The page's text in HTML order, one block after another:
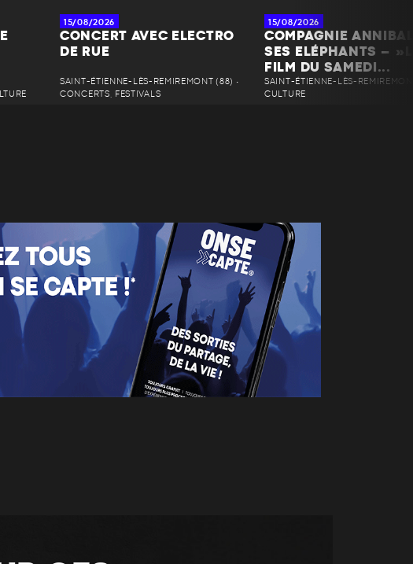
15/08/2026
CONCERT AVEC ELECTRO
DE RUE
SAINT-ÉTIENNE-LÈS-REMIREMONT (88) •
CONCERTS, FESTIVALS
15/08/2026
COMPAGNIE
SES ELÉPHANTS –
FILM DU SAMEDI...
SAINT-ÉTIENNE-LÈS-
CULTURE